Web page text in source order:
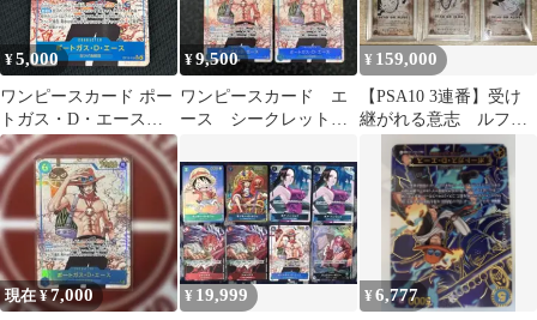
¥5,000
ワンピースカード ポー
トガス・D・エース
SEC★ シークレット パ
ラレル OP13-119 受け
継がれる意志
¥9,500
ワンピースカード エ
ース シークレットパ
¥ 159,000
【PSA10 3連番】受け
継がれる意志 ルフ
ィ エース サボ 手
配書 SP
現在 ¥7,000 ¥ 19,999 ¥6,777